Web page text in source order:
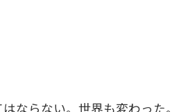
ならない。世界も変わった。